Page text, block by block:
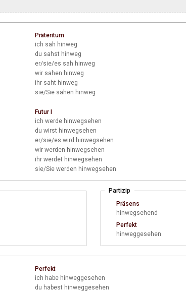
Präteritum
ich sah hinweg
du sahst hinweg
er/sie/es sah hinweg
wirsahen hinweg
ihrsaht hinweg
sie/Siesahen hinweg
Futur I
ich werde hinwegsehen
du wirst hinwegsehen
er/sie/es wird hinwegsehen
wirwerden hinwegsehen
ihrwerdet hinwegsehen
sie/Siewerden hinwegsehen
Partizip
Präsens
hinwegsehend
Perfekt
hinweggesehen
Perfekt
ich habe hinweggesehen
du habest hinweggesehen